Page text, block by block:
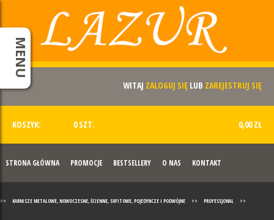
WITAJ ZALOGUJ SIĘ LUB ZAREJESTRUJ SIĘ
KOSZYK: 0 SZT. 0,00 ZŁ
STRONA GŁÓWNA PROMOCJE BESTSELLERY O NAS KONTAKT
MENU
>> KARNISZE METALOWE, NOWOCZESNE, ŚCIENNE, SUFITOWE, POJEDYNCZE I PODWÓJNE >> PROFESSJONAL >>